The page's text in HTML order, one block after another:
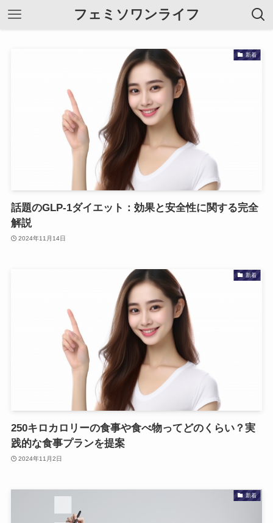
フェミソワンライフ
新着
話題のGLP-1ダイエット：効果と安全性に関する完全
解説
2024年11月14日
新着
250キロカロリーの食事や食べ物ってどのくらい？実
践的な食事プランを提案
2024年11月2日
新着